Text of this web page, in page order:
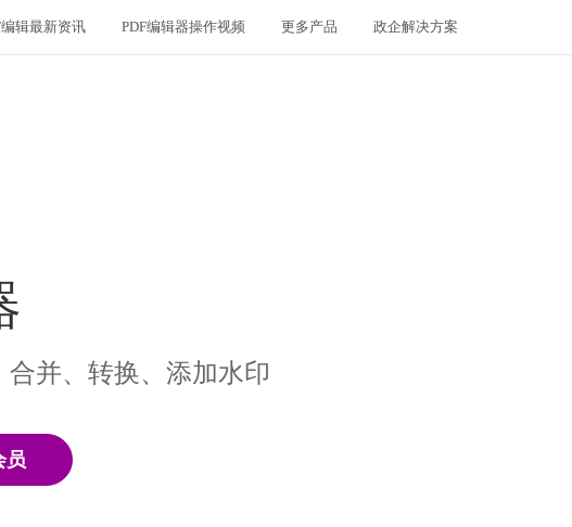
编辑最新资讯 PDF编辑器操作视频 更多产品 政企解决方案
合并、转换、添加水印
员